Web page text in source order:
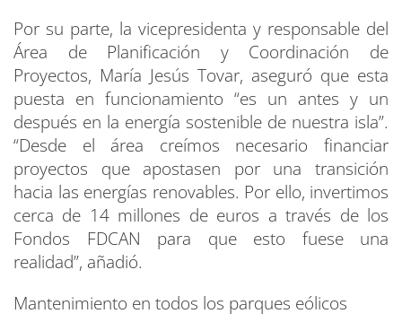
Por su parte, la vicepresidenta y responsable del
Área de Planificación y Coordinación de
Proyectos, María Jesús Tovar, aseguró que esta
puesta en funcionamiento “es un antes y un
después en la energía sostenible de nuestra isla”.
“Desde el área creímos necesario financiar
proyectos que apostasen por una transición
hacia las energías renovables. Por ello, invertimos
cerca de 14 millones de euros a través de los
Fondos FDCAN para que esto fuese una
realidad”, añadió.
Mantenimiento en todos los parques eólicos